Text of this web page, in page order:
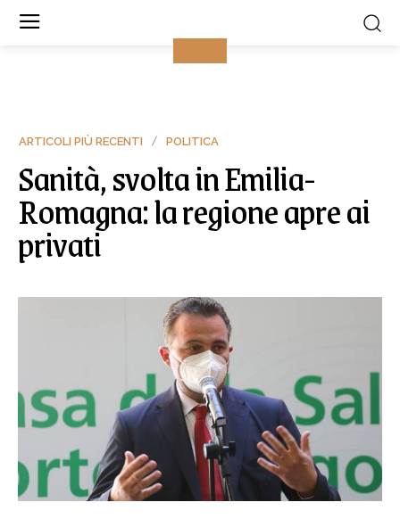
ARTICOLI PIÙ RECENTI POLITICA
Sanità, svolta in Emilia-
Romagna: la regione apre ai
privati